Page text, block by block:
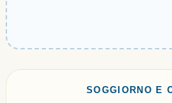
SOGGIORNO E